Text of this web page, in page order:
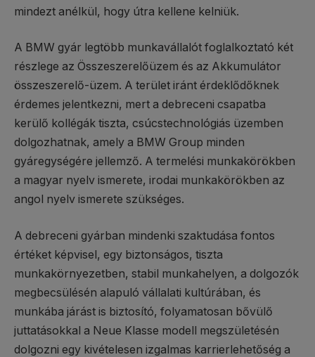
mindezt anélkül, hogy útra kellene kelniük.
A BMW gyár legtöbb munkavállalót foglalkoztató két
részlege az Összeszerelőüzem és az Akkumulátor
összeszerelő-üzem. A terület iránt érdeklődőknek
érdemes jelentkezni, mert a debreceni csapatba
kerülő kollégák tiszta, csúcstechnológiás üzemben
dolgozhatnak, amely a BMW Group minden
gyáregységére jellemző. A termelési munkakörökben
a magyar nyelv ismerete, irodai munkakörökben az
angol nyelv ismerete szükséges.
A debreceni gyárban mindenki szaktudása fontos
értéket képvisel, egy biztonságos, tiszta
munkakörnyezetben, stabil munkahelyen, a dolgozók
megbecsülésén alapuló vállalati kultúrában, és
munkába járást is biztosító, folyamatosan bővülő
juttatásokkal a Neue Klasse modell megszületésén
dolgozni egy kivételesen izgalmas karrierlehetőség a